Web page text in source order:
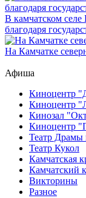
В камчатском
благодаря
На Камчатке
Афиша
Киноцентр
Киноцентр
Кинозал
Киноцентр
Театр Драмы
Театр Кукол
Камчатская
Камчатский
Викторины
Разное